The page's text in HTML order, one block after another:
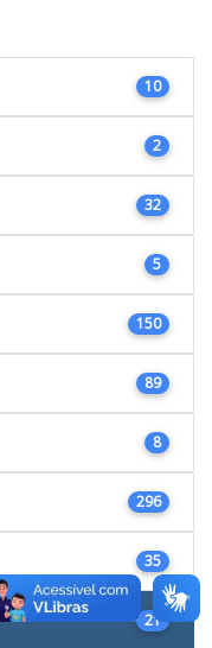
10
2
32
5
150
89
8
296
35
21